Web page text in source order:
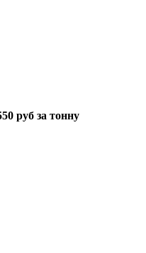
руб за тонну